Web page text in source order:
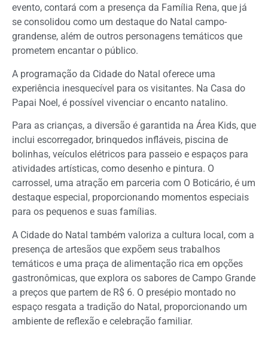
evento, contará com a presença da Família Rena, que já
se consolidou como um destaque do Natal campo-
grandense, além de outros personagens temáticos que
prometem encantar o público.
A programação da Cidade do Natal oferece uma
experiência inesquecível para os visitantes. Na Casa do
Papai Noel, é possível vivenciar o encanto natalino.
Para as crianças, a diversão é garantida na Área Kids, que
inclui escorregador, brinquedos infláveis, piscina de
bolinhas, veículos elétricos para passeio e espaços para
atividades artísticas, como desenho e pintura. O
carrossel, uma atração em parceria com O Boticário, é um
destaque especial, proporcionando momentos especiais
para os pequenos e suas famílias.
A Cidade do Natal também valoriza a cultura local, com a
presença de artesãos que expõem seus trabalhos
temáticos e uma praça de alimentação rica em opções
gastronômicas, que explora os sabores de Campo Grande
a preços que partem de R$ 6. O presépio montado no
espaço resgata a tradição do Natal, proporcionando um
ambiente de reflexão e celebração familiar.